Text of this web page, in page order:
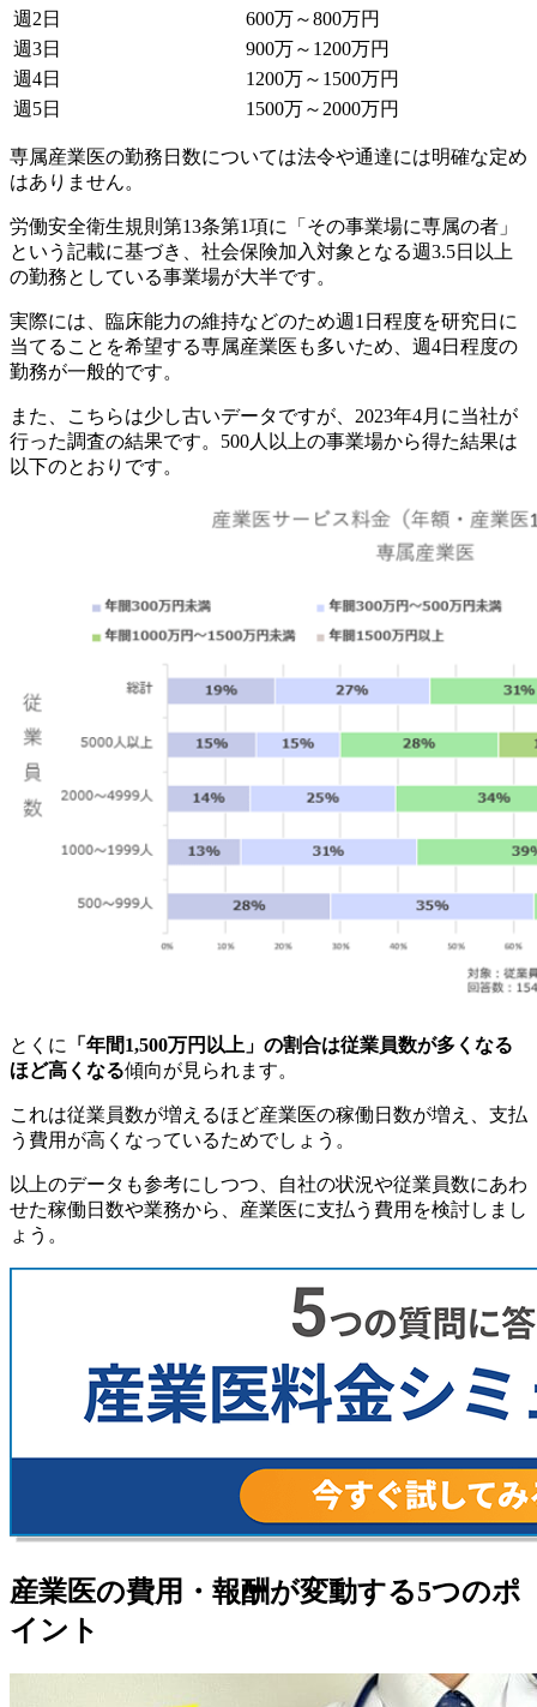
週2日
600万～800万円
週3日
900万～1200万円
週4日
1200万～1500万円
週5日
1500万～2000万円
専属産業医の勤務日数については法令や通達には明確な定め
はありません。
労働安全衛生規則第13条第1項に「その事業場に専属の者」
という記載に基づき、社会保険加入対象となる週3.5日以上
の勤務としている事業場が大半です。
実際には、臨床能力の維持などのため週1日程度を研究日に
当てることを希望する専属産業医も多いため、週4日程度の
勤務が一般的です。
また、こちらは少し古いデータですが、2023年4月に当社が
行った調査の結果です。500人以上の事業場から得た結果は
以下のとおりです。
とくに
「年間1,500万円以上」の割合は従業員数が多くなる
ほど高くなる傾向が見られます。
これは従業員数が増えるほど産業医の稼働日数が増え、支払
う費用が高くなっているためでしょう。
以上のデータも参考にしつつ、自社の状況や従業員数にあわ
せた稼働日数や業務から、産業医に支払う費用を検討しまし
ょう。
産業医の費用・報酬が変動する5つのポ
イント